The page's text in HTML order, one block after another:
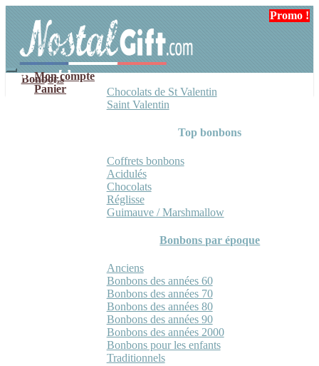
navigation
contenu
Mon compte
Panier
Bonbons
Chocolats de St Valentin
Saint Valentin
Top bonbons
Coffrets bonbons
Acidulés
Chocolats
Réglisse
Guimauve / Marshmallow
Bonbons par époque
Anciens
Bonbons des années 60
Bonbons des années 70
Bonbons des années 80
Bonbons des années 90
Bonbons des années 2000
Bonbons pour les enfants
Traditionnels
Promo !
Promo !
Promo !